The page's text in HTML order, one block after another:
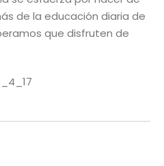
de la educación diaria de
que disfruten de